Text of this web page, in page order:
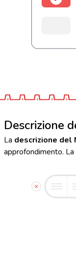
Descrizione
La descrizione del
approfondimento.